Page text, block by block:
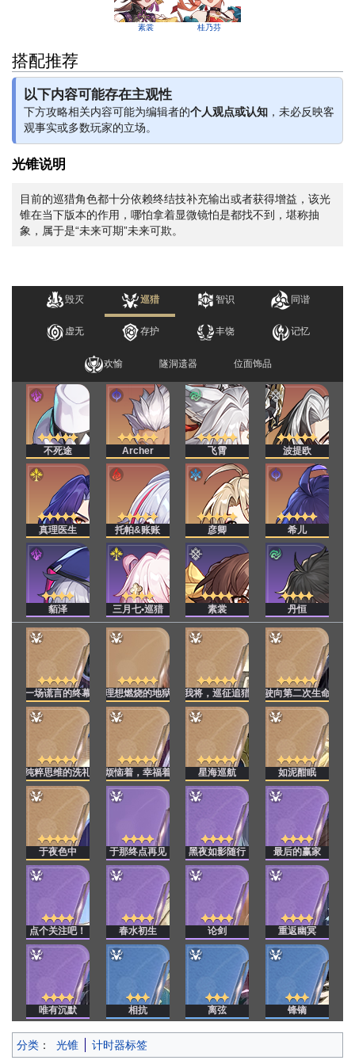
素裳 桂乃芬
搭配推荐
以下内容可能存在主观性
下方攻略相关内容可能为编辑者的个人观点或认知 ，未必反映客
观事实或多数玩家的立场。
光锥说明
目前的巡猎角色都十分依赖终结技补充输出或者获得增益，该光
锥在当下版本的作用，哪怕拿着显微镜怕是都找不到，堪称抽
象，属于是“未来可期”未来可欺。
毁灭 巡猎 智识 同谐
虚无 存护 丰饶 记忆
欢愉 隧洞遗器 位面饰品
不死途 Archer 飞霄 波提欧
真理医生 托帕&账账 彦卿 希儿
貊泽 三月七•巡猎 素裳 丹恒
一场谎言的终幕 理想燃烧的地狱 我将，巡征追猎 驶向第二次生命
纯粹思维的洗礼 烦恼着，幸福着 星海巡航 如泥酣眠
于夜色中 于那终点再见 黑夜如影随行 最后的赢家
点个关注吧！ 春水初生 论剑 重返幽冥
唯有沉默 相抗 离弦 锋镝
分类 ： 光锥 计时器标签